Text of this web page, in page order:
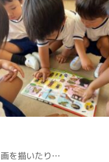
画を描いたり…